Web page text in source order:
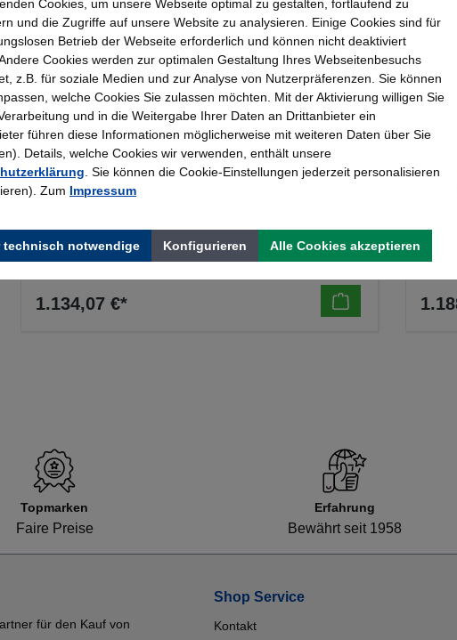
Drehsessel synchron-attivo plus von Mauser
1.134,07 €*
Topmarken
Faire Preise
Erfahrung
Bewährt seit 1958
für den Kauf von
Shop Service
Kontakt
Cookies, um unsere Webseite optimal zu gestalten, fortlaufend zu
und die Zugriffe auf unsere Website zu analysieren. Einige Cookies sind für
Betrieb der Webseite erforderlich und können nicht deaktiviert
Cookies werden zur optimalen Gestaltung Ihres Webseitenbesuchs
z.B. für soziale Medien und zur Analyse von Nutzerpräferenzen. Sie können
welche Cookies Sie zulassen möchten. Mit der Aktivierung willigen Sie
und in die Weitergabe Ihrer Daten an Drittanbieter ein
führen diese Informationen möglicherweise mit weiteren Daten über Sie
Details, welche Cookies wir verwenden, enthält unsere
. Sie können die Cookie-Einstellungen jederzeit personalisieren
Zum Impressum
technisch notwendige Konfigurieren Alle Cookies akzeptieren